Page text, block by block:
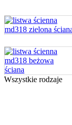
Wszystkie rodzaje